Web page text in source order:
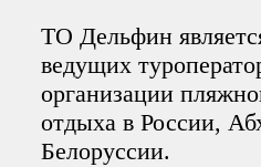
ТО Дельфин
ведущих
организации
отдыха в России,
Белоруссии.